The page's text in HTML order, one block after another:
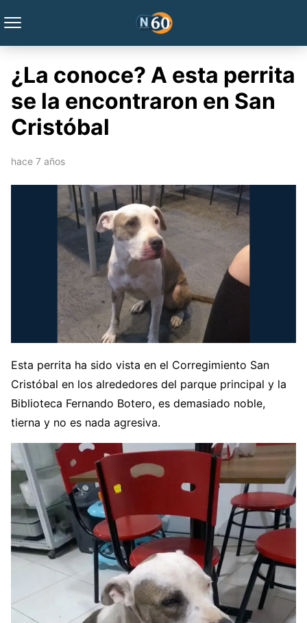
¿La conoce? A esta perrita
se la encontraron en San
Cristóbal
hace 7 años
Esta perrita ha sido vista en el Corregimiento San
Cristóbal en los alrededores del parque principal y la
Biblioteca Fernando Botero, es demasiado noble,
tierna y no es nada agresiva.